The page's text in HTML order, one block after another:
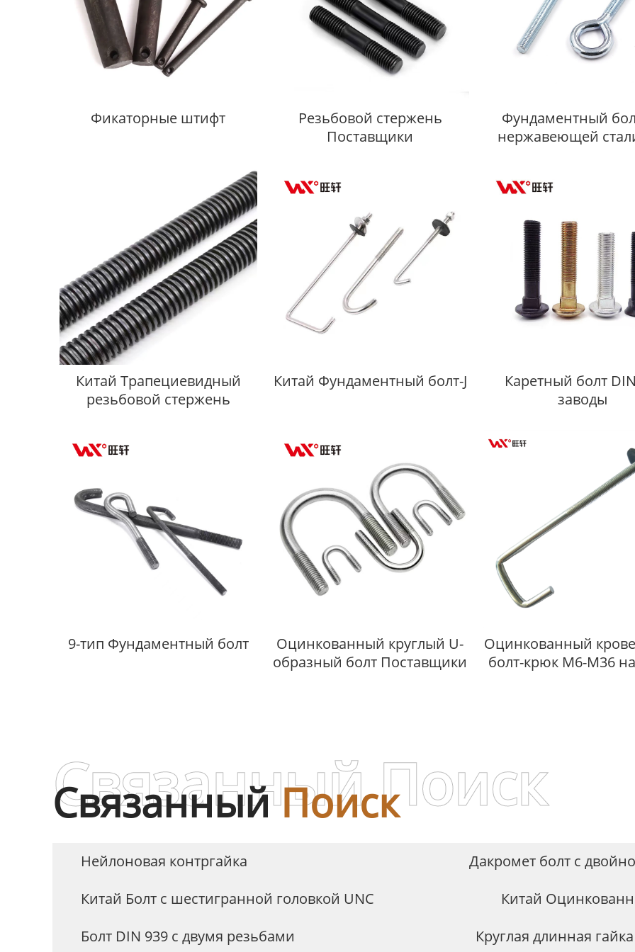
Фикаторные штифт
Резьбовой стержень
Поставщики
Фундаментный
нержавеющей
Китай Трапециевидный
резьбовой стержень
Китай Фундаментный болт-J
Каретный болт
заводы
9-тип Фундаментный болт
Оцинкованный круглый U-
образный болт Поставщики
Оцинкованный
болт-крюк M6-M36
СвязанныйПоиск
Связанный Поиск
Нейлоновая контргайка
Дакромет болт с
Китай Болт с шестигранной головкой UNC
Китай
Болт DIN 939 с двумя резьбами
Круглая длинная